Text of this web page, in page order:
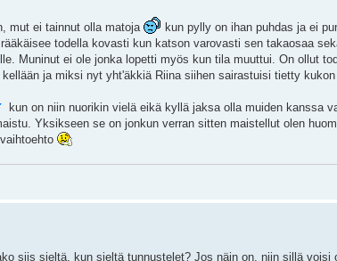
mut ei tainnut olla matoja
kun pylly on ihan puhdas ja ei
todella kovasti kun katson varovasti sen takaosaa
Muninut ei ole jonka lopetti myös kun tila muuttui. On ollut
ja miksi nyt yht'äkkiä Riina siihen sairastuisi tietty
kun on niin nuorikin vielä eikä kyllä jaksa olla muiden kanssa
Yksikseen se on jonkun verran sitten maistellut olen
siis sieltä, kun sieltä tunnustelet? Jos näin on, niin sillä voisi